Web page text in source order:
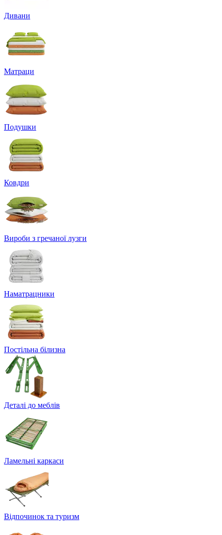
Дивани
Матраци
Подушки
Ковдри
Вироби з гречаної лузги
Наматрацники
Постільна білизна
Деталі до меблів
Ламельні каркаси
Відпочинок та туризм